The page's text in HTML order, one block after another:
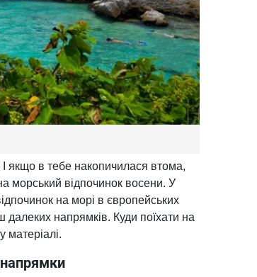
І якщо в тебе накопичилася втома,
морський відпочинок восени. У
на морі в європейських
далеких напрямків. Куди поїхати на
матеріалі.